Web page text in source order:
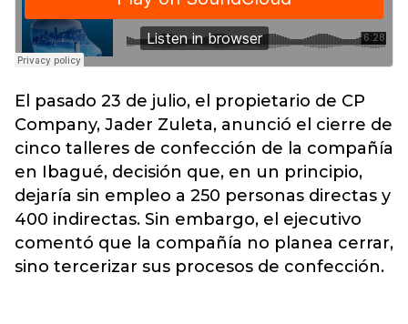
El pasado 23 de julio, el propietario de CP
Company, Jader Zuleta, anunció el cierre de
cinco talleres de confección de la compañía
en Ibagué, decisión que, en un principio,
dejaría sin empleo a 250 personas directas y
400 indirectas. Sin embargo, el ejecutivo
comentó que la compañía no planea cerrar,
sino tercerizar sus procesos de confección.